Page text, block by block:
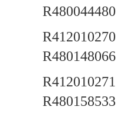
R480044480
R412010270
R480148066
R412010271
R480158533